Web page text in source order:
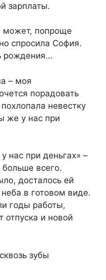
зарплаты.
может, попроще
спросила София.
рождения…
– моя
порадовать
невестку
же у нас при
нас при деньгах» –
всего.
досталось ей
в готовом виде.
годы работы,
отпуска и новой
зубы